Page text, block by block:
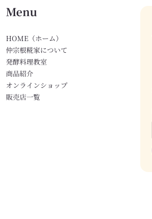
Menu
HOME（ホーム）
仲宗根糀家について
発酵料理教室
商品紹介
オンラインショップ
販売店一覧